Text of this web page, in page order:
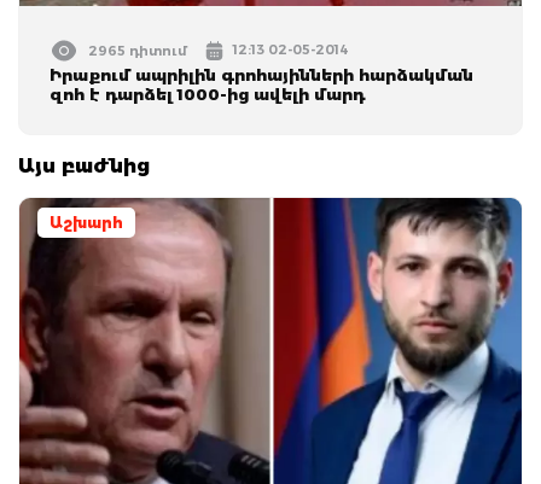
2965 դիտում 12:13 02-05-2014
Իրաքում ապրիլին գրոհայինների հարձակման
զոհ է դարձել 1000-ից ավելի մարդ
Այս բաժնից
Աշխարհ